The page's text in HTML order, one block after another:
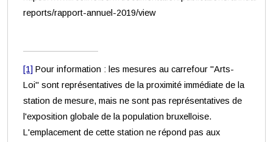
reports/rapport-annuel-2019/view
[1] Pour information : les mesures au carrefour "Arts-
Loi" sont représentatives de la proximité immédiate de la
station de mesure, mais ne sont pas représentatives de
l'exposition globale de la population bruxelloise.
L'emplacement de cette station ne répond pas aux